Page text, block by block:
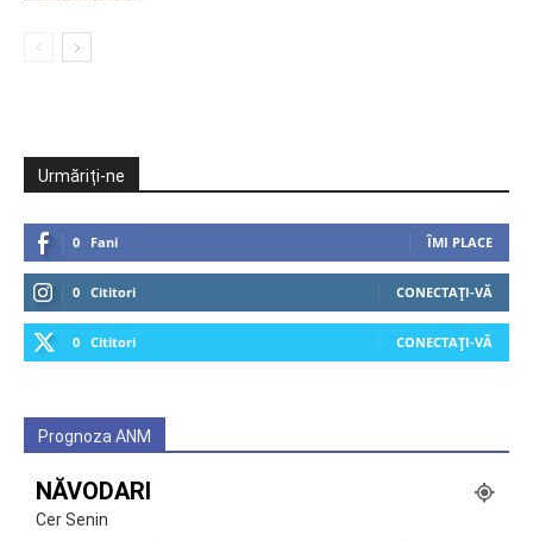
Urmăriți-ne
0 Fani ÎMI PLACE
0 Cititori CONECTAȚI-VĂ
0 Cititori CONECTAȚI-VĂ
Prognoza ANM
NĂVODARI
Cer Senin